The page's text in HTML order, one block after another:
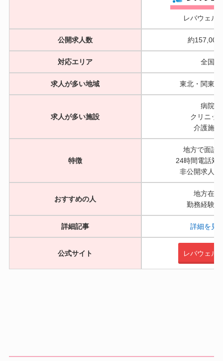
レバウェル
公開求人数 約157,000
対応エリア 全国
求人が多い地域 東北・関東
求人が多い施設
病院
クリニッ
介護施設
特徴
地方で面談
24時間電話対
非公開求人
おすすめの人
地方在住
勤務経験な
詳細記事 詳細を見
公式サイト レバウェル